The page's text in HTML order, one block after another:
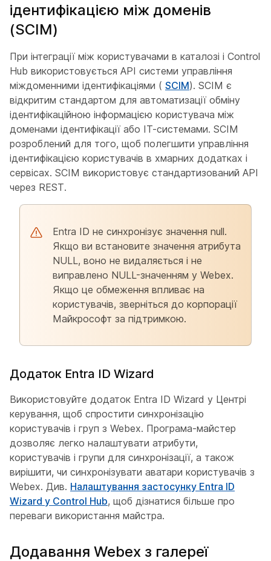
ідентифікацією між доменів
(SCIM)
При інтеграції між користувачами в каталозі і Control
Hub використовується API системи управління
міждоменними ідентифікаціями ( SCIM). SCIM є
відкритим стандартом для автоматизації обміну
ідентифікаційною інформацією користувача між
доменами ідентифікації або ІТ-системами. SCIM
розроблений для того, щоб полегшити управління
ідентифікацією користувачів в хмарних додатках і
сервісах. SCIM використовує стандартизований API
через REST.
Entra ID не синхронізує значення null.
Якщо ви встановите значення атрибута
NULL, воно не видаляється і не
виправлено NULL-значенням у Webex.
Якщо це обмеження впливає на
користувачів, зверніться до корпорації
Майкрософт за підтримкою.
Додаток Entra ID Wizard
Використовуйте додаток Entra ID Wizard у Центрі
керування, щоб спростити синхронізацію
користувачів і груп з Webex. Програма-майстер
дозволяє легко налаштувати атрибути,
користувачів і групи для синхронізації, а також
вирішити, чи синхронізувати аватари користувачів з
Webex. Див. Налаштування застосунку Entra ID
Wizard у Control Hub, щоб дізнатися більше про
переваги використання майстра.
Додавання Webex з галереї